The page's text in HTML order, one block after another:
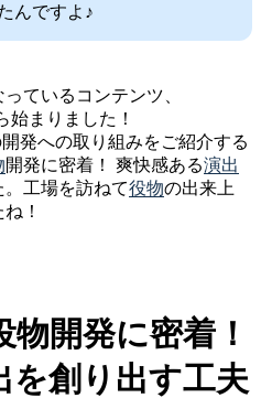
んですよ♪
ているコンテンツ、
始まりました！
発への取り組みをご紹介する
開発に密着！ 爽快感ある演出
。工場を訪ねて役物の出来上
！
物開発に密着！
を創り出す工夫